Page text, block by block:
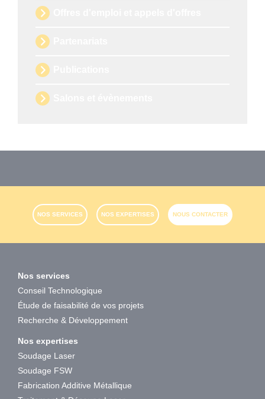
NOS SERVICES NOS EXPERTISES NOUS CONTACTER
Nos services
Conseil Technologique
Étude de faisabilité de vos projets
Recherche & Développement
Nos expertises
Soudage Laser
Soudage FSW
Fabrication Additive Métallique